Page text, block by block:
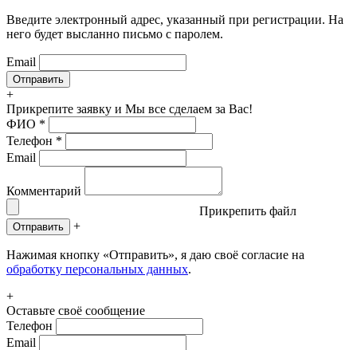
Введите электронный адрес, указанный при регистрации. На
него будет высланно письмо с паролем.
Email
+
Прикрепите заявку и Мы все сделаем за Вас!
ФИО *
Телефон *
Email
Комментарий
Прикрепить файл
Отправить +
Нажимая кнопку «Отправить», я даю своё согласие на
обработку персональных данных.
+
Оставьте своё сообщение
Телефон
Email